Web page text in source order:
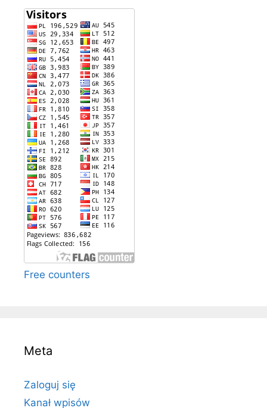
Free counters
Meta
Zaloguj się
Kanał wpisów